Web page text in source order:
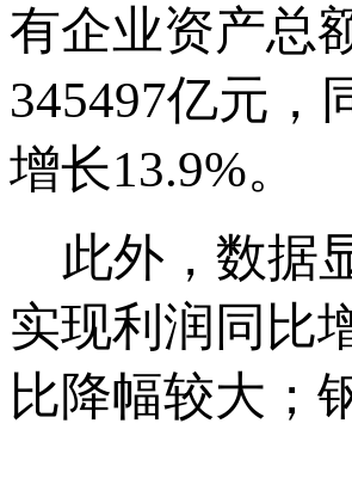
有企业资产总
345497亿元，
增长13.9%。
此外，数据
实现利润同比
比降幅较大；